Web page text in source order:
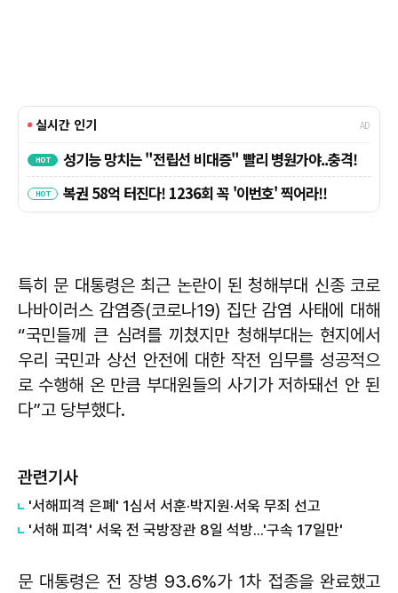
특히 문 대통령은 최근 논란이 된 청해부대 신종 코로
나바이러스 감염증(코로나19) 집단 감염 사태에 대해
“국민들께 큰 심려를 끼쳤지만 청해부대는 현지에서
우리 국민과 상선 안전에 대한 작전 임무를 성공적으
로 수행해 온 만큼 부대원들의 사기가 저하돼선 안 된
다”고 당부했다.
관련기사
'서해피격 은폐' 1심서 서훈·박지원·서욱 무죄 선고
'서해 피격' 서욱 전 국방장관 8일 석방...'구속 17일만'
문 대통령은 전 장병 93.6%가 1차 접종을 완료했고